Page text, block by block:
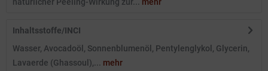
Inhaltsstoffe/INCI
Wasser, Avocadoöl, Sonnenblumenöl, Pentylenglykol, Glycerin,
Lavaerde (Ghassoul),... mehr